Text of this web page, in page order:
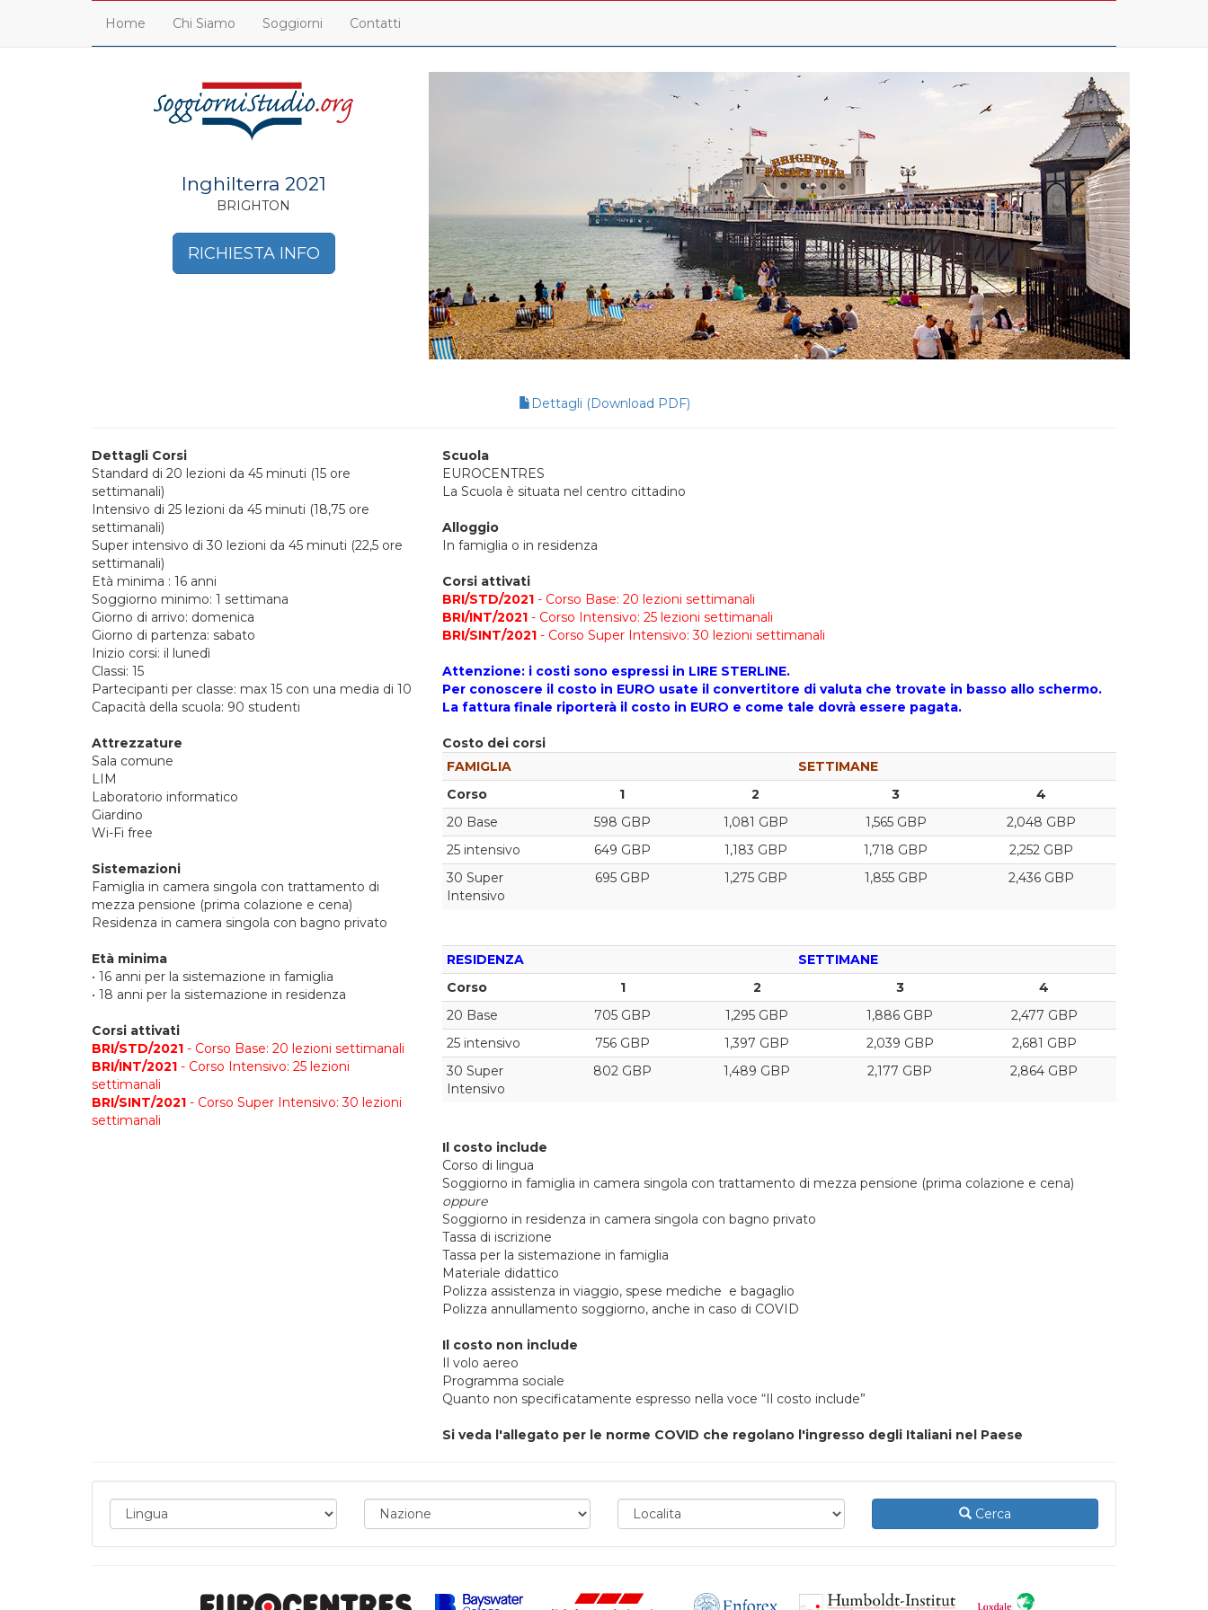
Home Chi Siamo Soggiorni Contatti
Inghilterra 2021
BRIGHTON
RICHIESTA INFO
Dettagli (Download PDF)
Dettagli Corsi
Standard di 20 lezioni da 45 minuti (15 ore
settimanali)
Intensivo di 25 lezioni da 45 minuti (18,75 ore
settimanali)
Super intensivo di 30 lezioni da 45 minuti (22,5 ore
settimanali)
Età minima : 16 anni
Soggiorno minimo: 1 settimana
Giorno di arrivo: domenica
Giorno di partenza: sabato
Inizio corsi: il lunedì
Classi: 15
Partecipanti per classe: max 15 con una media di 10
Capacità della scuola: 90 studenti
Attrezzature
Sala comune
LIM
Laboratorio informatico
Giardino
Wi-Fi free
Sistemazioni
Famiglia in camera singola con trattamento di
mezza pensione (prima colazione e cena)
Residenza in camera singola con bagno privato
Età minima
• 16 anni per la sistemazione in famiglia
• 18 anni per la sistemazione in residenza
Corsi attivati
BRI/STD/2021 - Corso Base: 20 lezioni settimanali
BRI/INT/2021 - Corso Intensivo: 25 lezioni
settimanali
BRI/SINT/2021 - Corso Super Intensivo: 30 lezioni
settimanali
Scuola
EUROCENTRES
La Scuola è situata nel centro cittadino
Alloggio
In famiglia o in residenza
Corsi attivati
BRI/STD/2021 - Corso Base: 20 lezioni settimanali
BRI/INT/2021 - Corso Intensivo: 25 lezioni settimanali
BRI/SINT/2021 - Corso Super Intensivo: 30 lezioni settimanali
Attenzione: i costi sono espressi in LIRE STERLINE.
Per conoscere il costo in EURO usate il convertitore di valuta che trovate in basso allo schermo.
La fattura finale riporterà il costo in EURO e come tale dovrà essere pagata.
Costo dei corsi
FAMIGLIA
SETTIMANE
Corso
1 2 3
4
20 Base
598 GBP 1,081 GBP 1,565 GBP
2,048 GBP
25 intensivo
649 GBP 1,183 GBP 1,718 GBP
2,252 GBP
30 Super
Intensivo
695 GBP 1,275 GBP 1,855 GBP 2,436 GBP
RESIDENZA
SETTIMANE
Corso
1 2 3
4
20 Base
705 GBP 1,295 GBP 1,886 GBP
2,477 GBP
25 intensivo
756 GBP 1,397 GBP 2,039 GBP
2,681 GBP
30 Super
Intensivo
802 GBP 1,489 GBP 2,177 GBP 2,864 GBP
Il costo include
Corso di lingua
Soggiorno in famiglia in camera singola con trattamento di mezza pensione (prima colazione e cena)
oppure
Soggiorno in residenza in camera singola con bagno privato
Tassa di iscrizione
Tassa per la sistemazione in famiglia
Materiale didattico
Polizza assistenza in viaggio, spese mediche e bagaglio
Polizza annullamento soggiorno, anche in caso di COVID
Il costo non include
Il volo aereo
Programma sociale
Quanto non specificatamente espresso nella voce “Il costo include”
Si veda l'allegato per le norme COVID che regolano l'ingresso degli Italiani nel Paese
Cerca